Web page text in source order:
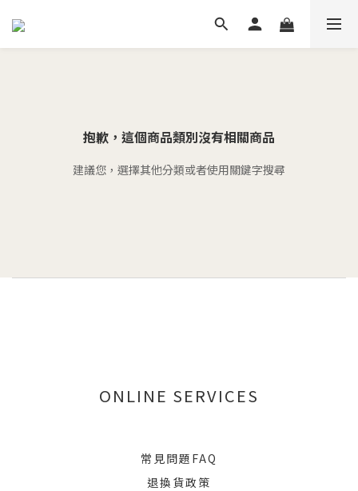
抱歉，這個商品類別沒有相關商品
建議您，選擇其他分類或者使用關鍵字搜尋
ONLINE SERVICES
常見問題FAQ
退換貨政策